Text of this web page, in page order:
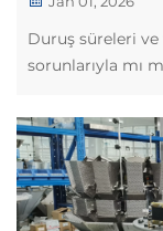
Duruş süreleri ve
sorunlarıyla mı
uzaktan destek
durumda
getirisini (ROI)
talep edin.